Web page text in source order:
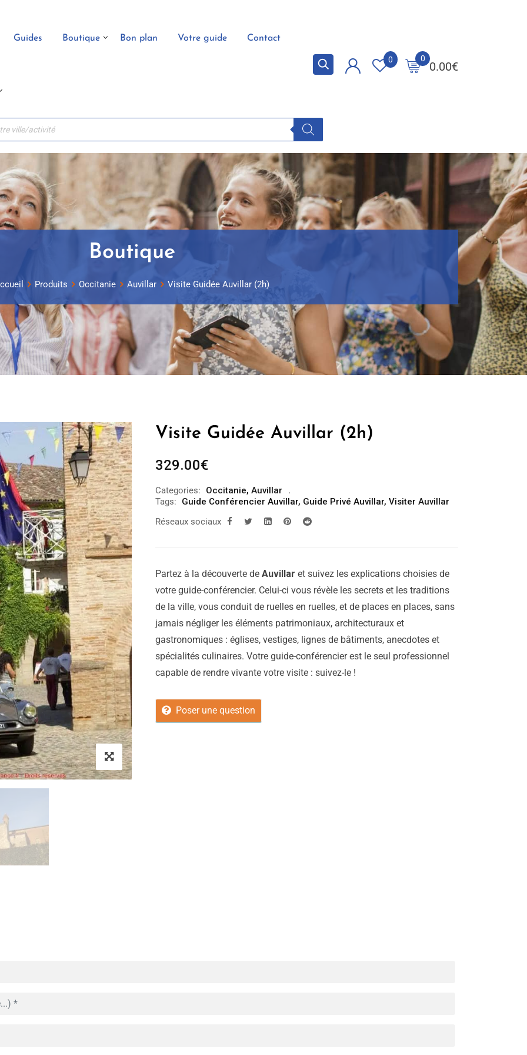
Guides Boutique Bon plan Votre guide Contact
0.00€
0
0
Boutique
Produits Occitanie Auvillar Visite Guidée Auvillar (2h)
Visite Guidée Auvillar (2h)
329.00€
Categories: Occitanie, Auvillar
Tags:
Guide Conférencier Auvillar, Guide Privé Auvillar, Visiter Auvillar
Réseaux sociaux
Partez à la découverte de Auvillar et suivez les explications choisies de
votre guide-conférencier. Celui-ci vous révèle les secrets et les traditions
de la ville, vous conduit de ruelles en ruelles, et de places en places, sans
jamais négliger les éléments patrimoniaux, architecturaux et
gastronomiques : églises, vestiges, lignes de bâtiments, anecdotes et
spécialités culinaires. Votre guide-conférencier est le seul professionnel
capable de rendre vivante votre visite : suivez-le !
Poser une question